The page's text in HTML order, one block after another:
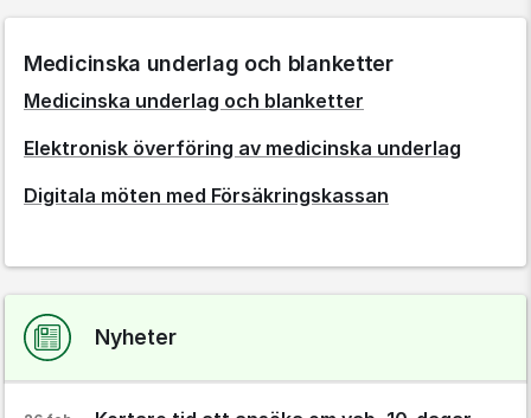
Medicinska underlag och blanketter
Medicinska underlag och blanketter
Elektronisk överföring av medicinska underlag
Digitala möten med Försäkringskassan
Nyheter